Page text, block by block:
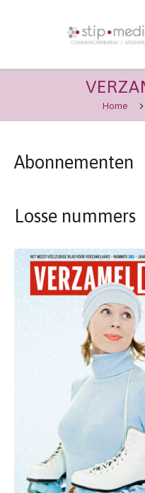
CONTENTMARKETING
COMMUNICATIE
WEBSHOP
CONTACT
Home
Abonnementen
Losse nummers